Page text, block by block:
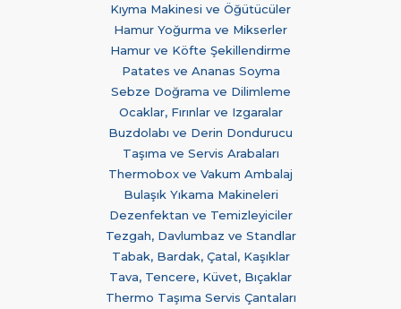
Kıyma Makinesi ve Öğütücüler
Hamur Yoğurma ve Mikserler
Hamur ve Köfte Şekillendirme
Patates ve Ananas Soyma
Sebze Doğrama ve Dilimleme
Ocaklar, Fırınlar ve Izgaralar
Buzdolabı ve Derin Dondurucu
Taşıma ve Servis Arabaları
Thermobox ve Vakum Ambalaj
Bulaşık Yıkama Makineleri
Dezenfektan ve Temizleyiciler
Tezgah, Davlumbaz ve Standlar
Tabak, Bardak, Çatal, Kaşıklar
Tava, Tencere, Küvet, Bıçaklar
Thermo Taşıma Servis Çantaları